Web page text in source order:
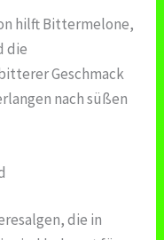
hilft Bittermelone,
die
Geschmack
nach süßen
die in